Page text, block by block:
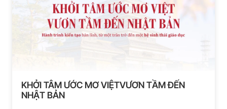
KHỞI TÂM ƯỚC MƠ VIỆTVƯƠN TẦM ĐẾN
NHẬT BẢN